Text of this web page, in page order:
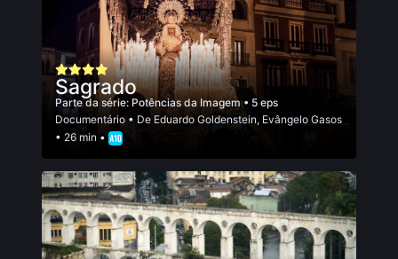
Sagrado
Parte da série: Potências da Imagem• 5 eps
Documentário • De Eduardo Goldenstein, Evângelo Gasos
• 26 min •